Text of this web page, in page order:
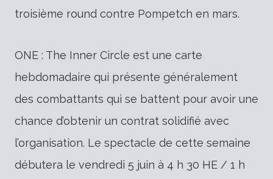
troisième round contre Pompetch en mars.
ONE : The Inner Circle est une carte
hebdomadaire qui présente généralement
des combattants qui se battent pour avoir une
chance d’obtenir un contrat solidifié avec
l’organisation. Le spectacle de cette semaine
débutera le vendredi 5 juin à 4 h 30 HE / 1 h